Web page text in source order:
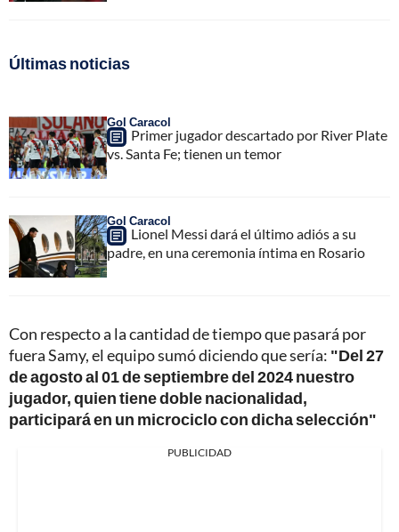
Últimas noticias
Gol Caracol
Primer jugador descartado por River Plate
vs. Santa Fe; tienen un temor
Gol Caracol
Lionel Messi dará el último adiós a su
padre, en una ceremonia íntima en Rosario
Con respecto a la cantidad de tiempo que pasará por
fuera Samy, el equipo sumó diciendo que sería: "Del 27
de agosto al 01 de septiembre del 2024 nuestro
jugador, quien tiene doble nacionalidad,
participará en un microciclo con dicha selección"
PUBLICIDAD